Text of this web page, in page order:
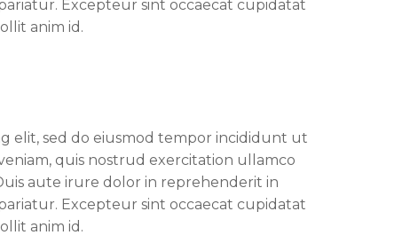
Excepteur sint occaecat cupidatat
anim id.
elit, sed do eiusmod tempor incididunt ut
quis nostrud exercitation ullamco
aute irure dolor in reprehenderit in
Excepteur sint occaecat cupidatat
anim id.